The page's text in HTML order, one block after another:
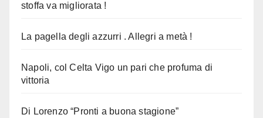
stoffa va migliorata !
La pagella degli azzurri . Allegri a metà !
Napoli, col Celta Vigo un pari che profuma di
vittoria
Di Lorenzo “Pronti a buona stagione”